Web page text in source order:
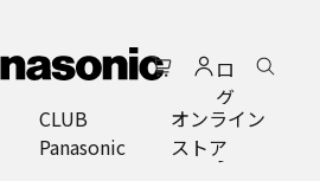
ロ
グ
イ
ン
CLUB
Panasonic
オンライン
ストア